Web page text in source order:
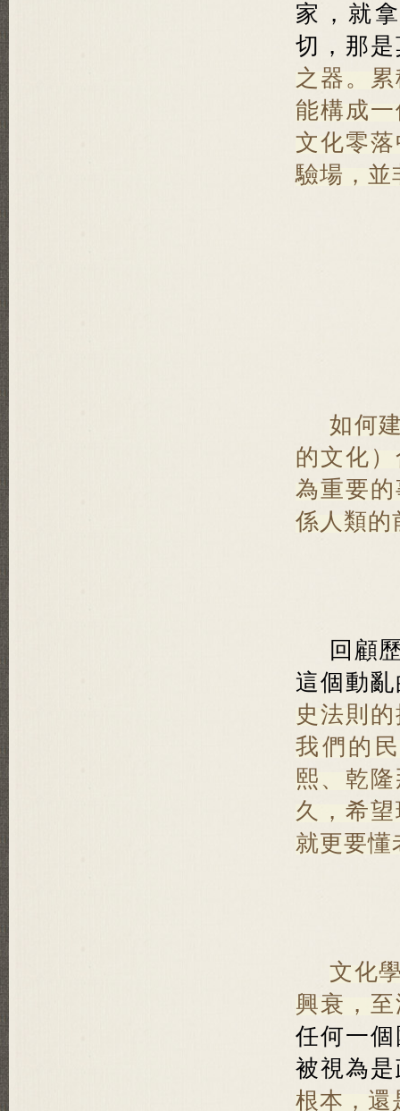
家，就
切，那
之器。
能構成
文化零
驗場，並
如何
的文化
為重要
係人類的
回顧
這個動
史法則
我們的
熙、乾
久，希
就更要懂
文化
興衰，
任何一
被視為
根本，還